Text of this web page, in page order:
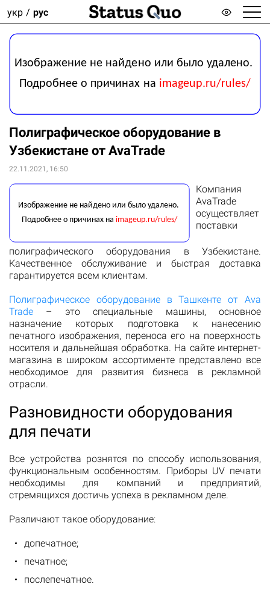
укр рус
Полиграфическое оборудование в
Узбекистане от AvaTrade
22.11.2021, 16:50
Компания
AvaTrade
осуществляет
поставки
полиграфического оборудования в Узбекистане.
Качественное обслуживание и быстрая доставка
гарантируется всем клиентам.
Полиграфическое оборудование в Ташкенте от Ava
Trade – это специальные машины, основное
назначение которых подготовка к нанесению
печатного изображения, переноса его на поверхность
носителя и дальнейшая обработка. На сайте интернет-
магазина в широком ассортименте представлено все
необходимое для развития бизнеса в рекламной
отрасли.
Разновидности оборудования
для печати
Все устройства рознятся по способу использования,
функциональным особенностям. Приборы UV печати
необходимы для компаний и предприятий,
стремящихся достичь успеха в рекламном деле.
Различают такое оборудование:
допечатное;
печатное;
послепечатное.